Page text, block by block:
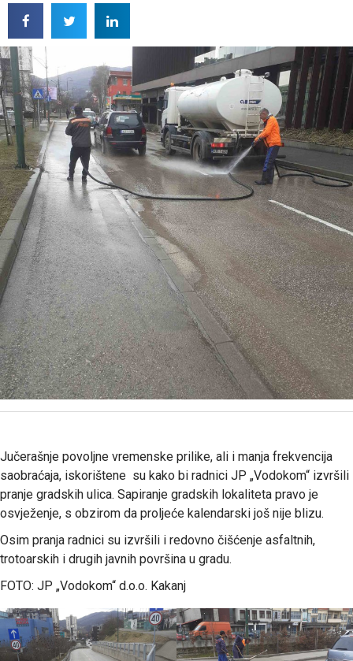
Jučerašnje povoljne vremenske prilike, ali i manja frekvencija
saobraćaja, iskorištene su kako bi radnici JP „Vodokom“ izvršili
pranje gradskih ulica. Sapiranje gradskih lokaliteta pravo je
osvježenje, s obzirom da proljeće kalendarski još nije blizu.
Osim pranja radnici su izvršili i redovno čišćenje asfaltnih,
trotoarskih i drugih javnih površina u gradu.
FOTO: JP „Vodokom“ d.o.o. Kakanj